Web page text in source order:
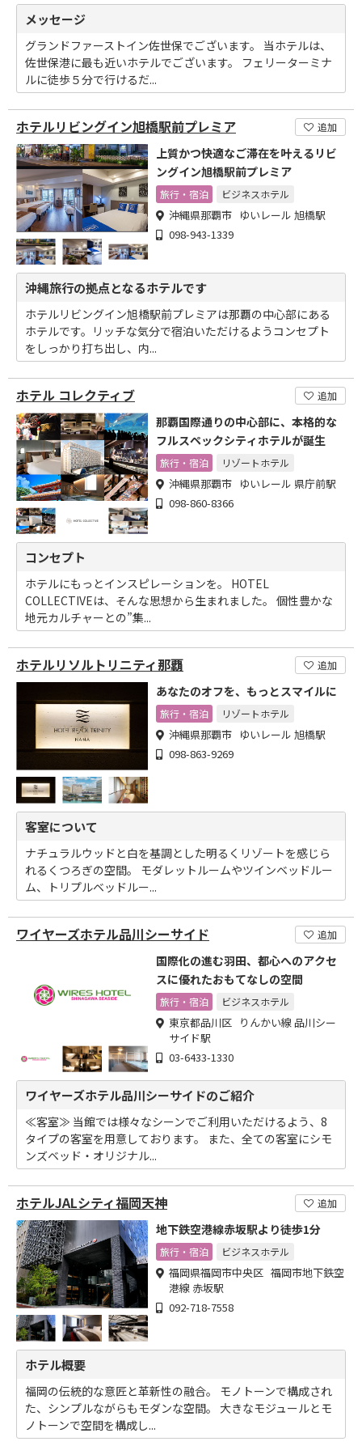
メッセージ
グランドファーストイン佐世保でございます。 当ホテルは、
佐世保港に最も近いホテルでございます。 フェリーターミナ
ルに徒歩５分で行けるだ...
ホテルリビングイン旭橋駅前プレミア 追加
上質かつ快適なご滞在を叶えるリビ
ングイン旭橋駅前プレミア
旅行・宿泊 ビジネスホテル
沖縄県那覇市 ゆいレール 旭橋駅
098-943-1339
沖縄旅行の拠点となるホテルです
ホテルリビングイン旭橋駅前プレミアは那覇の中心部にある
ホテルです。リッチな気分で宿泊いただけるようコンセプト
をしっかり打ち出し、内...
ホテル コレクティブ 追加
那覇国際通りの中心部に、本格的な
フルスペックシティホテルが誕生
旅行・宿泊 リゾートホテル
沖縄県那覇市 ゆいレール 県庁前駅
098-860-8366
コンセプト
ホテルにもっとインスピレーションを。 HOTEL
COLLECTIVEは、そんな思想から生まれました。 個性豊かな
地元カルチャーとの”集...
ホテルリソルトリニティ那覇 追加
あなたのオフを、もっとスマイルに
旅行・宿泊 リゾートホテル
沖縄県那覇市 ゆいレール 旭橋駅
098-863-9269
客室について
ナチュラルウッドと白を基調とした明るくリゾートを感じら
れるくつろぎの空間。 モダレットルームやツインベッドルー
ム、トリプルベッドルー...
ワイヤーズホテル品川シーサイド 追加
国際化の進む羽田、都心へのアクセ
スに優れたおもてなしの空間
旅行・宿泊 ビジネスホテル
東京都品川区 りんかい線 品川シー
サイド駅
03-6433-1330
ワイヤーズホテル品川シーサイドのご紹介
≪客室≫ 当館では様々なシーンでご利用いただけるよう、8
タイプの客室を用意しております。 また、全ての客室にシモ
ンズベッド・オリジナル...
ホテルJALシティ福岡天神 追加
地下鉄空港線赤坂駅より徒歩1分
旅行・宿泊 ビジネスホテル
福岡県福岡市中央区 福岡市地下鉄空
港線 赤坂駅
092-718-7558
ホテル概要
福岡の伝統的な意匠と革新性の融合。 モノトーンで構成され
た、シンプルながらもモダンな空間。 大きなモジュールとモ
ノトーンで空間を構成し...